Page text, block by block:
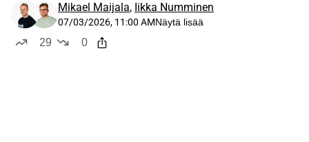
Mikael Maijala, Iikka Numminen
07/03/2026, 11:00 AMNäytä lisää
29
0